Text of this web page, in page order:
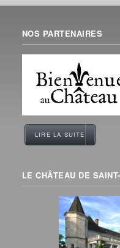
NOS PARTENAIRES
LIRE LA SUITE
LE CHÂTEAU DE